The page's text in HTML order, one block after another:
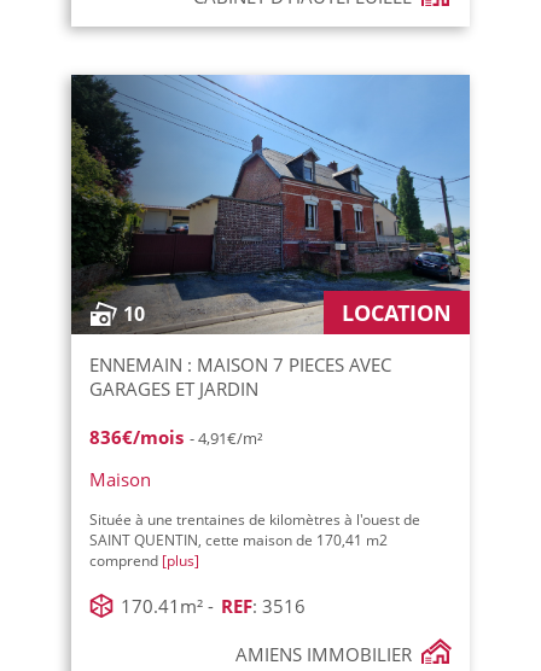
10 LOCATION
ENNEMAIN : MAISON 7 PIECES AVEC
GARAGES ET JARDIN
836€/mois - 4,91€/m²
Maison
Située à une trentaines de kilomètres à l'ouest de
SAINT QUENTIN, cette maison de 170,41 m2
comprend [plus]
170.41m² - REF: 3516
AMIENS IMMOBILIER